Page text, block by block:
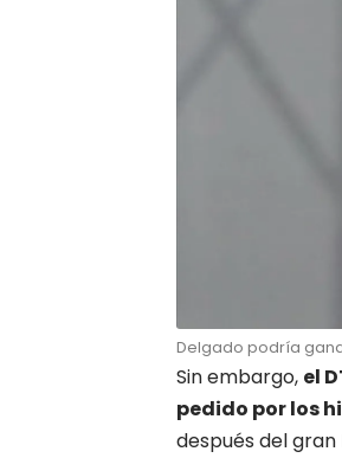
Delgado podría
Sin embargo, el
pedido por los
después del gran